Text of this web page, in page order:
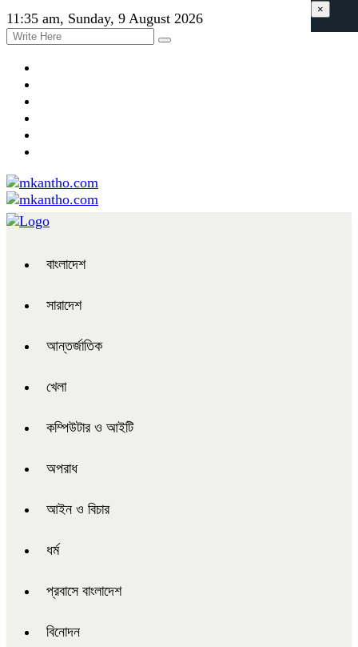
11:35 am, Sunday, 9 August 2026
বাংলাদেশ
সারাদেশ
আন্তর্জাতিক
খেলা
কম্পিউটার ও আইটি
অপরাধ
আইন ও বিচার
ধর্ম
প্রবাসে বাংলাদেশ
বিনোদন
×